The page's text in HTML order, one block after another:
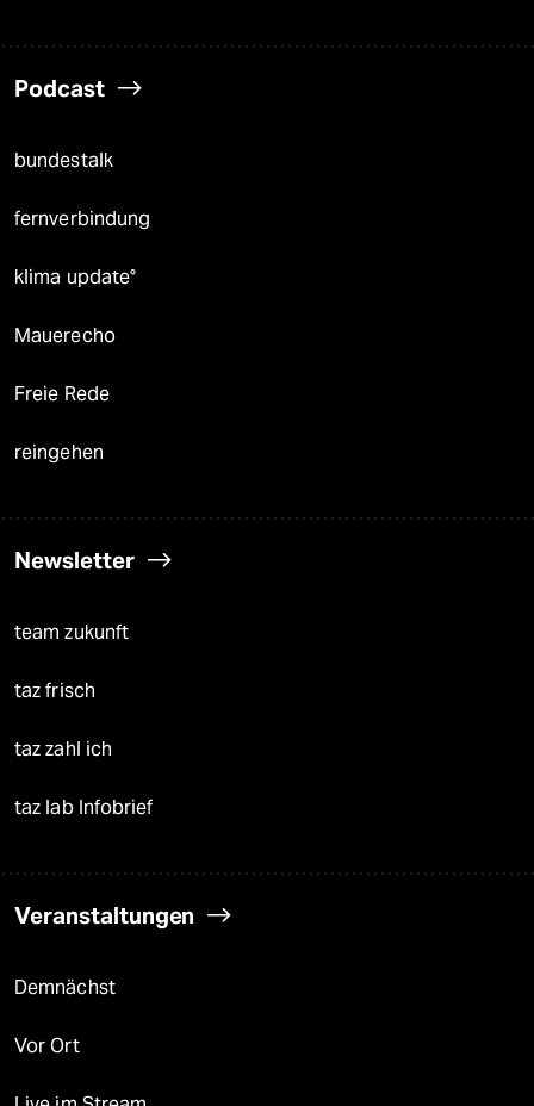
Podcast
bundestalk
fernverbindung
klima update°
Mauerecho
Freie Rede
reingehen
Newsletter
team zukunft
taz frisch
taz zahl ich
taz lab Infobrief
Veranstaltungen
Demnächst
Vor Ort